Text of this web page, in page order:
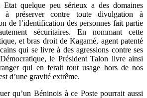
quelque peu sérieux a des domaines
à préserver contre toute divulgation à
de l’identification des personnes fait partie
sécuritaires. En nommant cette
et bras droit de Kagamé, agent patenté
qui se livre à des agressions contre ses
le Président Talon livre ainsi
qui en ferait tout usage hors de nos
d’une gravité extrême.
qu’un Béninois à ce Poste pourrait aussi